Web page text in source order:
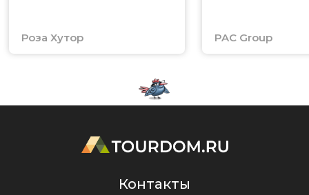
Роза Хутор PAC Group
Контакты